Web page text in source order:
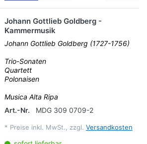
Johann Gottlieb Goldberg -
Kammermusik
Johann Gottlieb Goldberg (1727-1756)
Trio-Sonaten
Quartett
Polonaisen
Musica Alta Ripa
Art.-Nr.
MDG 309 0709-2
* Preise inkl. MwSt., zzgl. Versandkosten